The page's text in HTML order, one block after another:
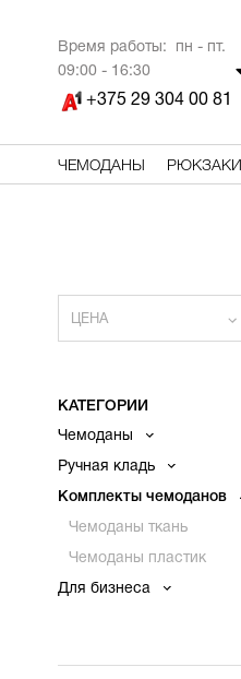
Время работы: пн - пт.
09:00 - 16:30
+375 29 304 00 81
ЧЕМОДАНЫ РЮКЗАКИ
ЦЕНА
КАТЕГОРИИ
Чемоданы
Ручная кладь
Комплекты чемоданов
Чемоданы ткань
Чемоданы пластик
Для бизнеса